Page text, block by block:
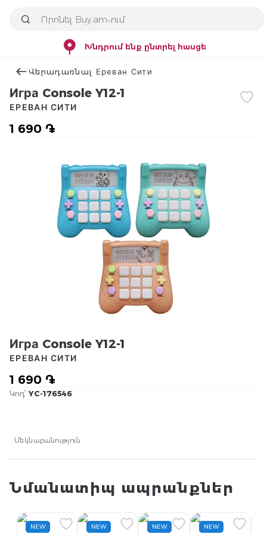
Խնդրում ենք ընտրել հասցե
Վերադառնալ Ереван Сити
Игра Console Y12-1
1 690 ֏
ЕРЕВАН СИТИ
Игра Console Y12-1
1 690 ֏
ЕРЕВАН СИТИ
Կոդ՝ YC-176546
Մեկնաբանություն
Նմանատիպ ապրանքներ
NEW NEW NEW NEW